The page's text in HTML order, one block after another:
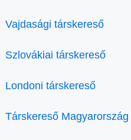
Vajdasági társkereső
Szlovákiai társkereső
Londoni társkereső
Társkereső Magyarország